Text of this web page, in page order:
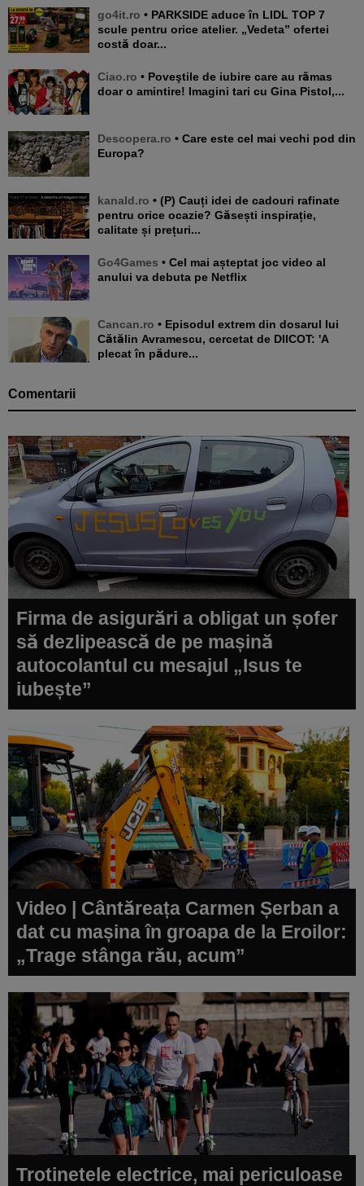
go4it.ro • PARKSIDE aduce în LIDL TOP 7
scule pentru orice atelier. „Vedeta” ofertei
costă doar...
Ciao.ro • Poveştile de iubire care au rămas
doar o amintire! Imagini tari cu Gina Pistol,...
Descopera.ro • Care este cel mai vechi pod din
Europa?
kanald.ro • (P) Cauți idei de cadouri rafinate
pentru orice ocazie? Găsești inspirație,
calitate și prețuri...
Go4Games • Cel mai așteptat joc video al
anului va debuta pe Netflix
Cancan.ro • Episodul extrem din dosarul lui
Cătălin Avramescu, cercetat de DIICOT: 'A
plecat în pădure...
Comentarii
Firma de asigurări a obligat un șofer
să dezlipească de pe mașină
autocolantul cu mesajul „Isus te
iubește”
Video | Cântăreața Carmen Șerban a
dat cu mașina în groapa de la Eroilor:
„Trage stânga rău, acum”
Trotinetele electrice, mai periculoase